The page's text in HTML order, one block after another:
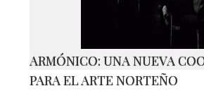
ARMÓNICO: UNA NUEVA
PARA EL ARTE NORTEÑO